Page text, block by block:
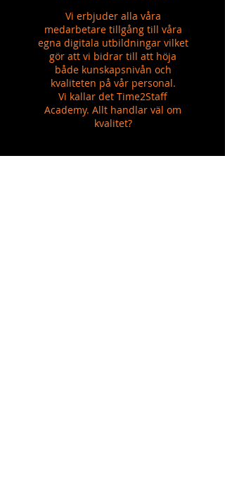
Vi erbjuder alla våra
medarbetare tillgång till våra
egna digitala utbildningar vilket
gör att vi bidrar till att höja
både kunskapsnivån och
kvaliteten på vår personal.
Vi kallar det Time2Staff
Academy. Allt handlar väl om
kvalitet?